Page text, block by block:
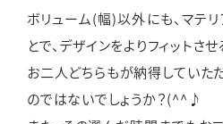
ボリューム(幅)以外にも、マテ
とで、デザインをよりフィットさ
お二人どちらもが納得していた
のではないでしょうか？(^^♪